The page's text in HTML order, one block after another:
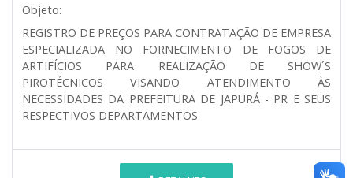
Objeto:
REGISTRO DE PREÇOS PARA CONTRATAÇÃO DE EMPRESA
ESPECIALIZADA NO FORNECIMENTO DE FOGOS DE
ARTIFÍCIOS PARA REALIZAÇÃO DE SHOW´S
PIROTÉCNICOS VISANDO ATENDIMENTO ÀS
NECESSIDADES DA PREFEITURA DE JAPURÁ - PR E SEUS
RESPECTIVOS DEPARTAMENTOS